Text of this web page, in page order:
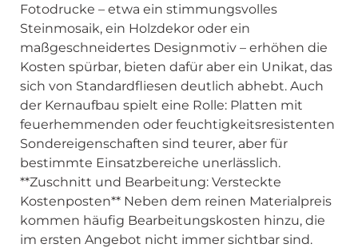
Fotodrucke – etwa ein stimmungsvolles
Steinmosaik, ein Holzdekor oder ein
maßgeschneidertes Designmotiv – erhöhen die
Kosten spürbar, bieten dafür aber ein Unikat, das
sich von Standardfliesen deutlich abhebt. Auch
der Kernaufbau spielt eine Rolle: Platten mit
feuerhemmenden oder feuchtigkeitsresistenten
Sondereigenschaften sind teurer, aber für
bestimmte Einsatzbereiche unerlässlich.
**Zuschnitt und Bearbeitung: Versteckte
Kostenposten** Neben dem reinen Materialpreis
kommen häufig Bearbeitungskosten hinzu, die
im ersten Angebot nicht immer sichtbar sind.